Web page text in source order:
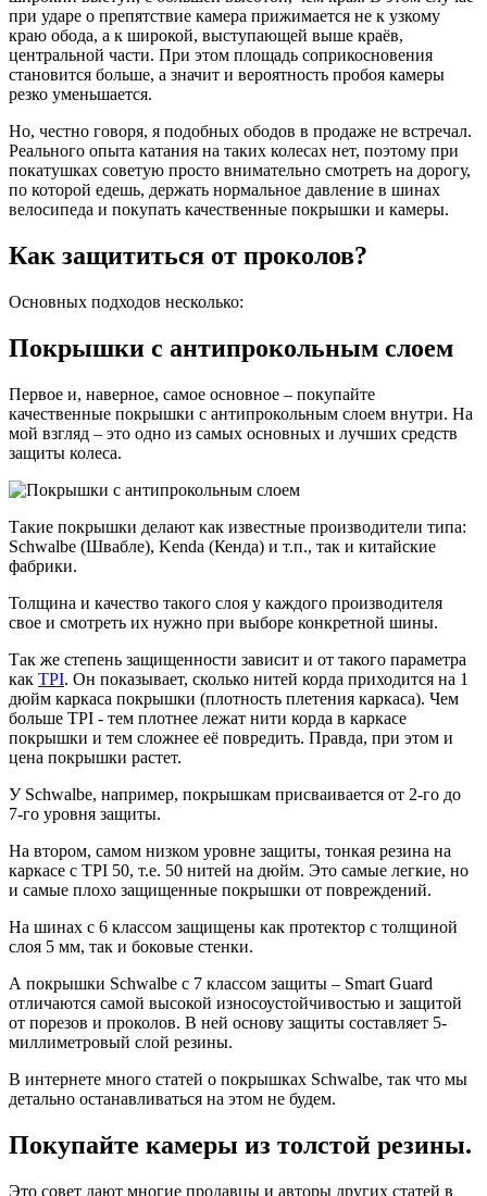
при ударе о препятствие камера прижимается не к узкому
краю обода, а к широкой, выступающей выше краёв,
центральной части. При этом площадь соприкосновения
становится больше, а значит и вероятность пробоя камеры
резко уменьшается.
Но, честно говоря, я подобных ободов в продаже не встречал.
Реального опыта катания на таких колесах нет, поэтому при
покатушках советую просто внимательно смотреть на дорогу,
по которой едешь, держать нормальное давление в шинах
велосипеда и покупать качественные покрышки и камеры.
Как защититься от проколов?
Основных подходов несколько:
Покрышки с антипрокольным слоем
Первое и, наверное, самое основное – покупайте
качественные покрышки с антипрокольным слоем внутри. На
мой взгляд – это одно из самых основных и лучших средств
защиты колеса.
Такие покрышки делают как известные производители типа:
Schwalbe (Швабле), Kenda (Кенда) и т.п., так и китайские
фабрики.
Толщина и качество такого слоя у каждого производителя
свое и смотреть их нужно при выборе конкретной шины.
Так же степень защищенности зависит и от такого параметра
как TPI. Он показывает, сколько нитей корда приходится на 1
дюйм каркаса покрышки (плотность плетения каркаса). Чем
больше TPI - тем плотнее лежат нити корда в каркасе
покрышки и тем сложнее её повредить. Правда, при этом и
цена покрышки растет.
У Schwalbe, например, покрышкам присваивается от 2-го до
7-го уровня защиты.
На втором, самом низком уровне защиты, тонкая резина на
каркасе с TPI 50, т.е. 50 нитей на дюйм. Это самые легкие, но
и самые плохо защищенные покрышки от повреждений.
На шинах с 6 классом защищены как протектор с толщиной
слоя 5 мм, так и боковые стенки.
А покрышки Schwalbe с 7 классом защиты – Smart Guard
отличаются самой высокой износоустойчивостью и защитой
от порезов и проколов. В ней основу защиты составляет 5-
миллиметровый слой резины.
В интернете много статей о покрышках Schwalbe, так что мы
детально останавливаться на этом не будем.
Покупайте камеры из толстой резины.
Это совет дают многие продавцы и авторы других статей в